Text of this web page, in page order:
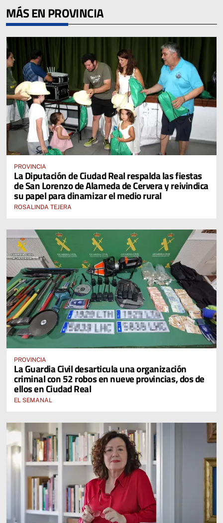
MÁS EN PROVINCIA
PROVINCIA
La Diputación de Ciudad Real respalda las fiestas
de San Lorenzo de Alameda de Cervera y reivindica
su papel para dinamizar el medio rural
ROSALINDA TEJERA
PROVINCIA
La Guardia Civil desarticula una organización
criminal con 52 robos en nueve provincias, dos de
ellos en Ciudad Real
EL SEMANAL